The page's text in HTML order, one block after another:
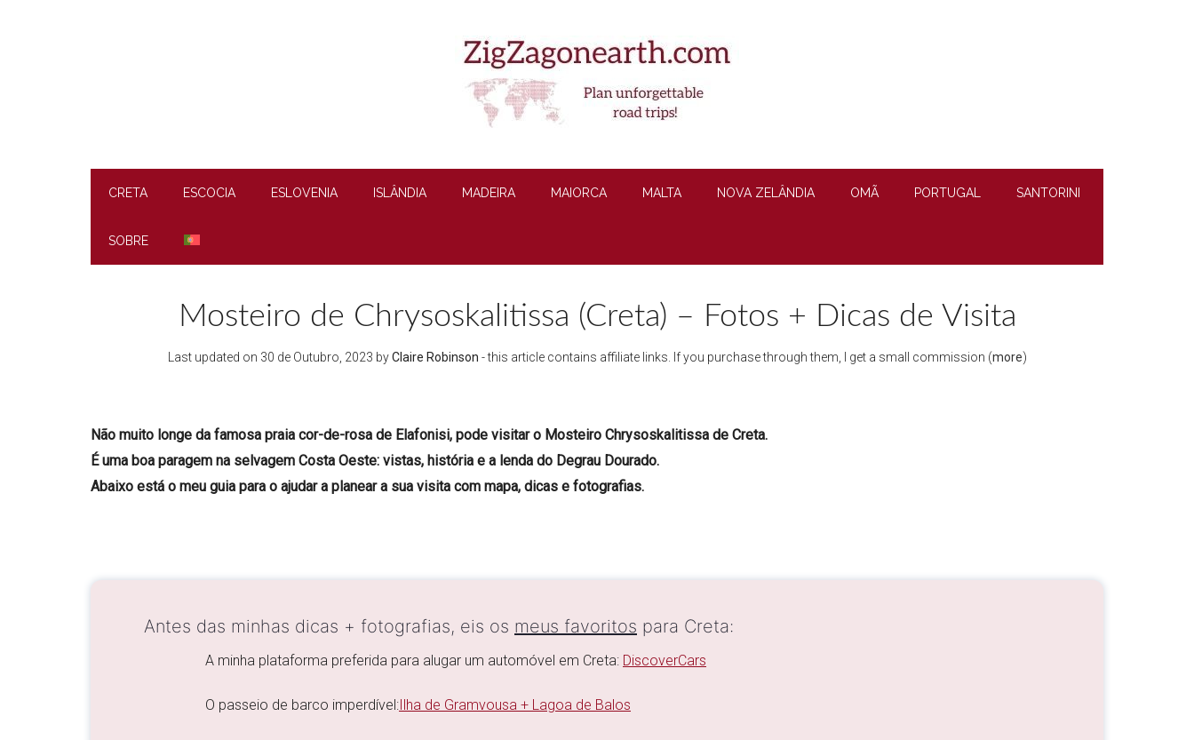
CRETA ESCOCIA ESLOVENIA ISLÂNDIA MADEIRA MAIORCA MALTA NOVA ZELÂNDIA OMÃ PORTUGAL SANTORINI
SOBRE
Mosteiro de Chrysoskalitissa (Creta) – Fotos + Dicas de Visita
Last updated on 30 de Outubro, 2023 byClaire Robinson - this article contains affiliate links. If you purchase through them, I get a small commission (more)
Não muito longe da famosa praia cor-de-rosa de Elafonisi, pode visitar o Mosteiro Chrysoskalitissa de Creta.
É uma boa paragem na selvagem Costa Oeste: vistas, história e a lenda do Degrau Dourado.
Abaixo está o meu guia para o ajudar a planear a sua visita com mapa, dicas e fotografias.
Antes das minhas dicas + fotografias, eis os meus favoritos para Creta:
A minha plataforma preferida para alugar um automóvel em Creta: DiscoverCars
O passeio de barco imperdível: Ilha de Gramvousa + Lagoa de Balos